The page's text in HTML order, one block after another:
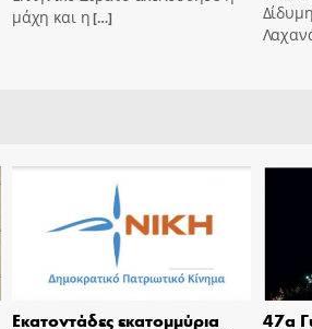
μάχη και η[…]
Εκατοντάδες εκατομμύρια 47α